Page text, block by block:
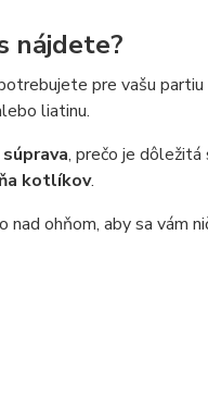
nájdete?
pre vašu partiu
liatinu.
, prečo je dôležitá
kotlíkov.
nad ohňom, aby sa vám